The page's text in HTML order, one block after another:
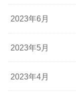
2023年6月
2023年5月
2023年4月